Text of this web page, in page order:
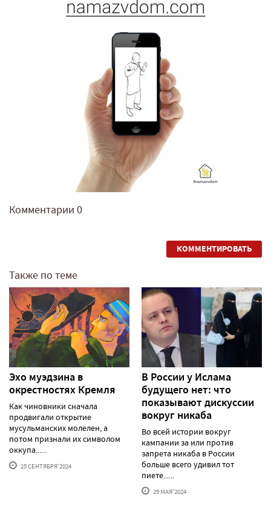
Комментарии 0
КОММЕНТИРОВАТЬ
Также по теме
Эхо муэдзина в
окрестностях Кремля
Как чиновники сначала
продвигали открытие
мусульманских молелен, а
потом признали их символом
оккупа......
25 СЕНТЯБРЯ'2024
В России у Ислама
будущего нет: что
показывают дискуссии
вокруг никаба
Во всей истории вокруг
кампании за или против
запрета никаба в России
больше всего удивил тот
пиете......
29 МАЯ'2024